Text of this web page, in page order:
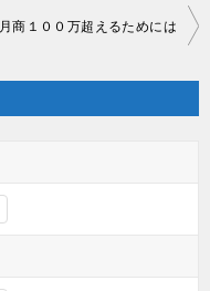
月商１００万超えるためには